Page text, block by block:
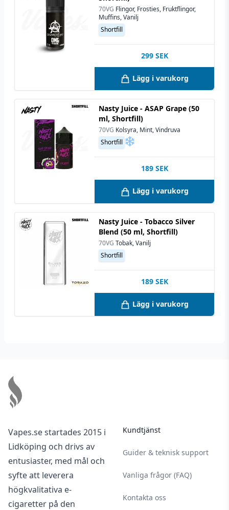
70VG Flingor, Frosties, Fruktflingor,
Muffins, Vanilj
Shortfill
299 SEK
Lägg i varukorg
Nasty Juice - ASAP Grape (50
ml, Shortfill)
70VG Kolsyra, Mint, Vindruva
Shortfill
189 SEK
Lägg i varukorg
Nasty Juice - Tobacco Silver
Blend (50 ml, Shortfill)
70VG Tobak, Vanilj
Shortfill
189 SEK
Lägg i varukorg
Vapes.se startades 2015 i
Lidköping och drivs av
entusiaster, med mål och
syfte att leverera
högkvalitativa e-
cigaretter på den
Kundtjänst
Guider & teknisk support
Vanliga frågor (FAQ)
Kontakta oss